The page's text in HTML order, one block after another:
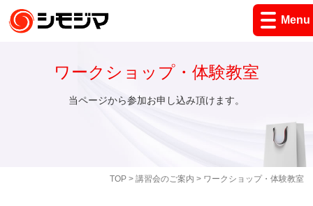
Menu
TOP> 講習会のご案内 > ワークショップ・体験教室
ワークショップ・体験教室
当ページから参加お申し込み頂けます。